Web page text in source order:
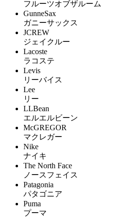
フルーツオブザルーム
GunneSax
ガニーサックス
JCREW
ジェイクルー
Lacoste
ラコステ
Levis
リーバイス
Lee
リー
LLBean
エルエルビーン
McGREGOR
マクレガー
Nike
ナイキ
The North Face
ノースフェイス
Patagonia
パタゴニア
Puma
プーマ